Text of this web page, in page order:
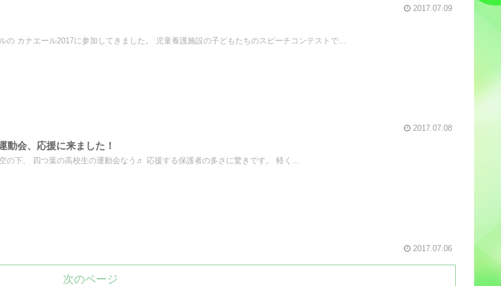
2017.07.09
の カナエール2017に参加してきました。 児童養護施設の子どもたちのスピーチコンテストで...
2017.07.08
動会、応援に来ました！
の下、 四つ葉の高校生の運動会なう♬ 応援する保護者の多さに驚きです。 軽く...
2017.07.06
次のページ